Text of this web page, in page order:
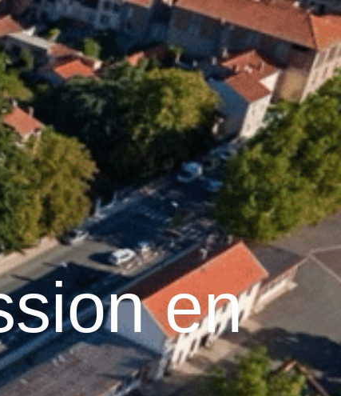
Services pratiques 14 °C
en